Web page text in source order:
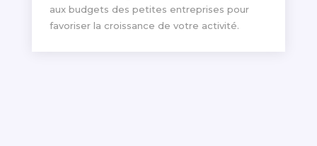
aux budgets des petites entreprises pour
favoriser la croissance de votre activité.